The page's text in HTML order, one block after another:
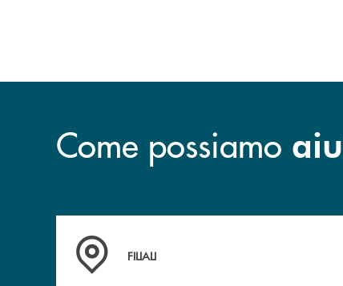
Come possiamo
Trova la filiale più vicina a te
FILIALI